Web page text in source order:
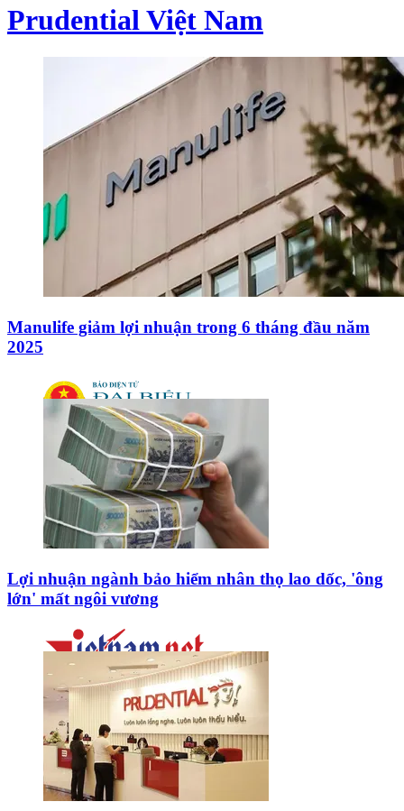
Prudential Việt Nam
Manulife giảm lợi nhuận trong 6 tháng đầu năm
2025
Lợi nhuận ngành bảo hiểm nhân thọ lao dốc, 'ông
lớn' mất ngôi vương